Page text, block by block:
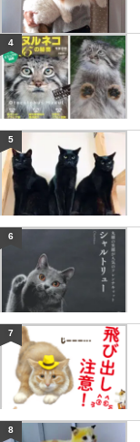
4
5
6
7
8